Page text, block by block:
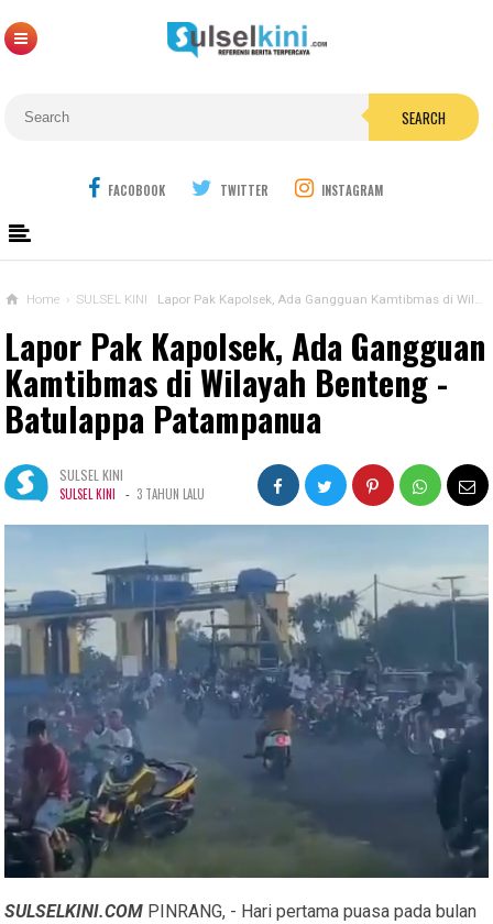
SEARCH
FACOBOOK TWITTER INSTAGRAM
Home › SULSEL KINI Lapor Pak Kapolsek, Ada Gangguan Kamtibmas di Wilayah Benteng - Batulappa Patampanua
Lapor Pak Kapolsek, Ada Gangguan
Kamtibmas di Wilayah Benteng -
Batulappa Patampanua
SULSEL KINI
SULSEL KINI - 3 TAHUN LALU
SULSELKINI.COM PINRANG, - Hari pertama puasa pada bulan